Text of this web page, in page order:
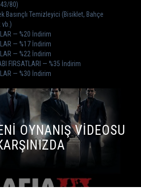
80)
Basınçlı Temizleyici (Bisiklet, Bahçe
— %20 İndirim
— %17 İndirim
— %22 İndirim
FIRSATLARI — %35 İndirim
— %30 İndirim
OYNANIŞ VIDEOSU